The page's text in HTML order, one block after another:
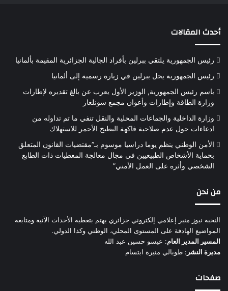
أحدث المقالات
رئيس الجمهورية يلتقي ببرلين بأفراد الجالية الجزائرية المقيمة بألمانيا
رئيس الجمهورية يحل ببرلين في زيارة رسمية إلى ألمانيا
باسم رئيس الجمهورية, الوزير الأول يعرب عن بالغ تقديره لإطارات
وزارة الطاقة وإطارات وأعوان مجمع سونلغاز
وزارة الداخلية والجماعات المحلية والنقل تنفي ما تم تداوله من
ادعاءات حول عدم صلاحية فاكهة البطيخ الأحمر للاستهلاك
الأمن الوطني ينظم يوما دراسيا موسوم بـ”مقتضيات القانون المتعلق
بحماية الأشخاص الطبيعيين في مجال معالجة المعطيات ذات الطابع
الشخصي وأثره على العمل الأمني”
من نحن
النخبة نيوز منبر إعلامي إلكتروني جزائري يهتم بتغطية الأحداث الآنية ومتابعة
المواضيع الهادفة على المستوى المحلي، الوطني وكذا الدولي.
المسير المدير العام: عيسو حسين عبد الله
مديرة النشر : طوبالي منيرة ابتسام
صفحات